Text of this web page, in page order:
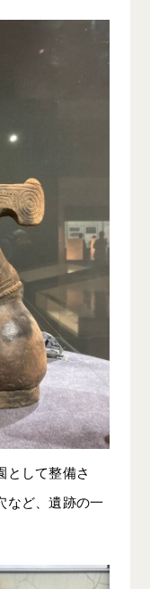
として整備さ
など、遺跡の一